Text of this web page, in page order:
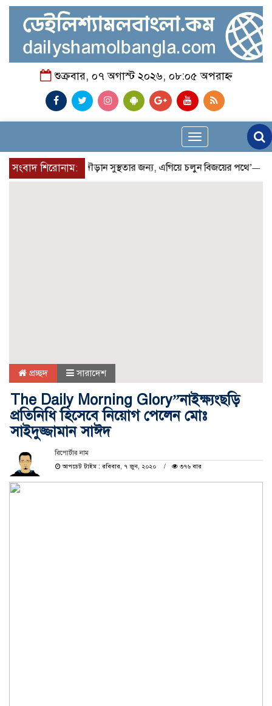
শুক্রবার, ০৭ অগাস্ট ২০২৬, ০৮:০৫ অপরাহ্ন
Toggle
navigation
সংবাদ শিরোনাম:‘দৌড়ান সুস্থতার জন্য, এগিয়ে চলুন বিজয়ের
প্রচ্ছদ সারাদেশ
The Daily Morning Glory”নাইক্ষ্যংছড়ি
প্রতিনিধি হিসেবে নিয়োগ পেলেন মোঃ
সাইদুজ্জামান সাঈদ
রিপোর্টার নাম
আপডেট টাইম : রবিবার, ৭ জুন, ২০২০
৩৭৬ বার